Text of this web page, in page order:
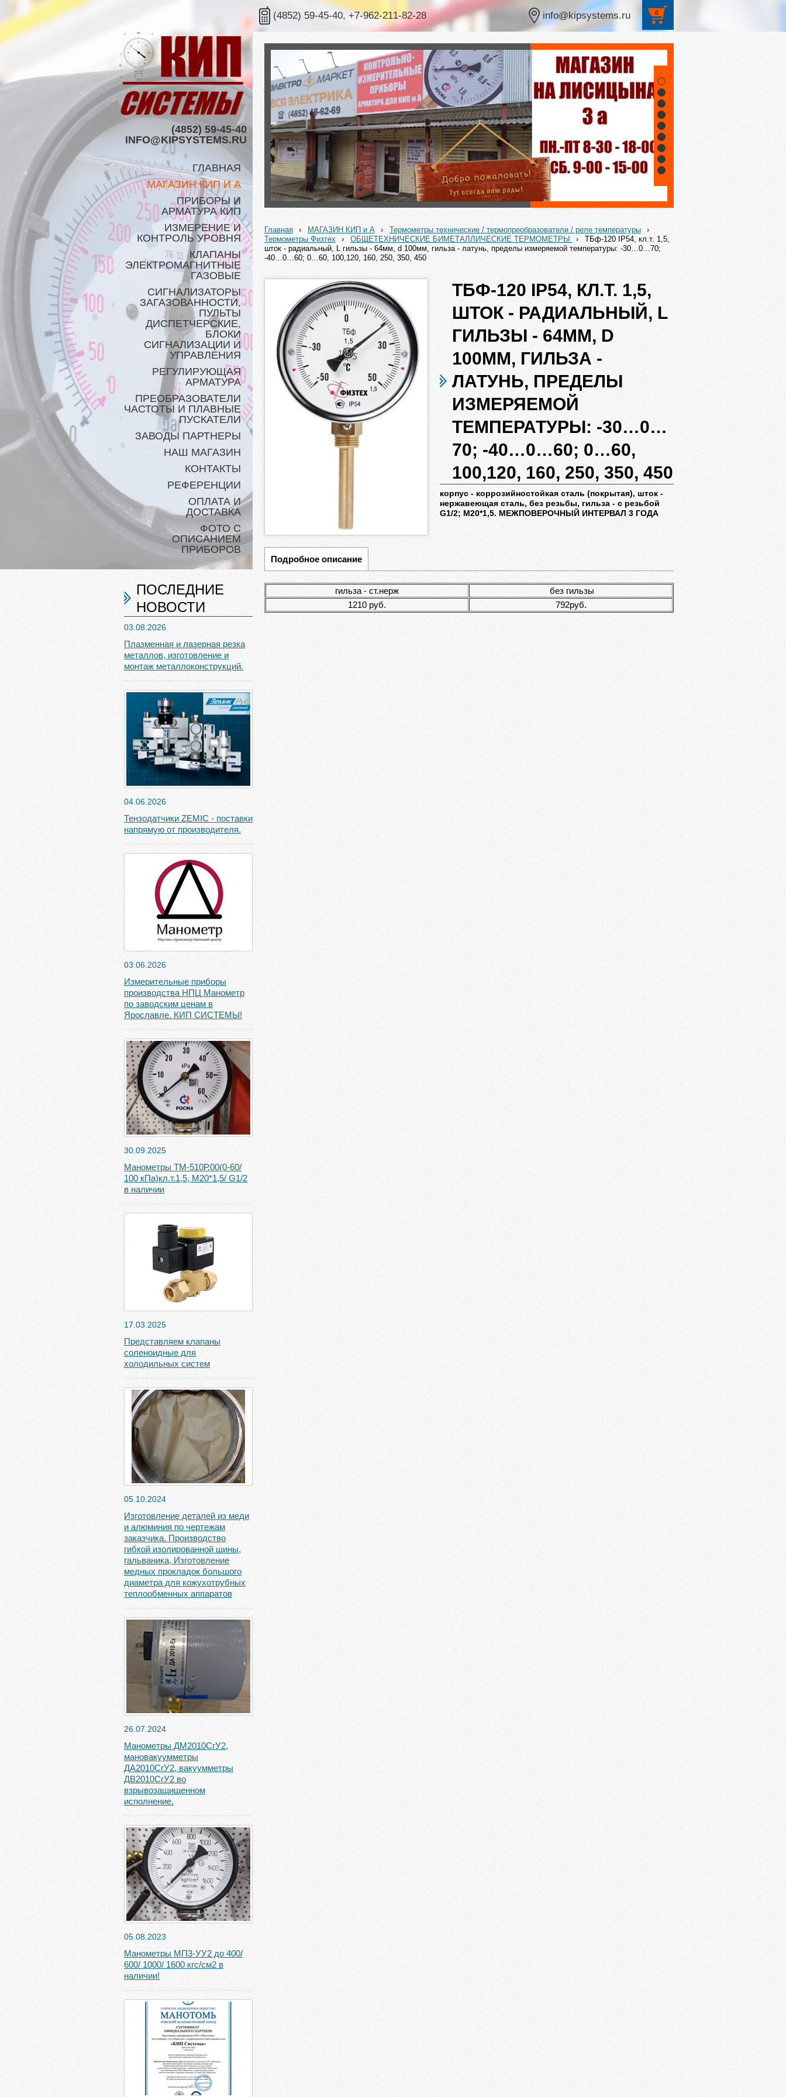
0
(4852) 59-45-40, +7-962-211-82-28 info@kipsystems.ru
(4852) 59-45-40
INFO@KIPSYSTEMS.RU
ГЛАВНАЯ
МАГАЗИН КИП И А
ПРИБОРЫ И
АРМАТУРА КИП
ИЗМЕРЕНИЕ И
КОНТРОЛЬ УРОВНЯ
КЛАПАНЫ
ЭЛЕКТРОМАГНИТНЫЕ
ГАЗОВЫЕ
СИГНАЛИЗАТОРЫ
ЗАГАЗОВАННОСТИ,
ПУЛЬТЫ
ДИСПЕТЧЕРСКИЕ,
БЛОКИ
СИГНАЛИЗАЦИИ И
УПРАВЛЕНИЯ
РЕГУЛИРУЮЩАЯ
АРМАТУРА
ПРЕОБРАЗОВАТЕЛИ
ЧАСТОТЫ И ПЛАВНЫЕ
ПУСКАТЕЛИ
ЗАВОДЫ ПАРТНЕРЫ
НАШ МАГАЗИН
КОНТАКТЫ
РЕФЕРЕНЦИИ
ОПЛАТА И
ДОСТАВКА
ФОТО С
ОПИСАНИЕМ
ПРИБОРОВ
ПОСЛЕДНИЕ
НОВОСТИ
03.08.2026
Плазменная и лазерная резка
металлов, изготовление и
монтаж металлоконструкций.
04.06.2026
Тензодатчики ZEMIC - поставки
напрямую от производителя.
03.06.2026
Измерительные приборы
производства НПЦ Манометр
по заводским ценам в
Ярославле. КИП СИСТЕМЫ!
30.09.2025
Манометры ТМ-510Р.00(0-60/
100 кПа)кл.т.1,5, М20*1,5/ G1/2
в наличии
17.03.2025
Представляем клапаны
соленоидные для
холодильных систем
05.10.2024
Изготовление деталей из меди
и алюминия по чертежам
заказчика. Производство
гибкой изолированной шины,
гальваника, Изготовление
медных прокладок большого
диаметра для кожухотрубных
теплообменных аппаратов
26.07.2024
Манометры ДМ2010СгУ2,
мановакуумметры
ДА2010СгУ2, вакуумметры
ДВ2010СгУ2 во
взрывозащищенном
исполнение.
05.08.2023
Манометры МП3-УУ2 до 400/
600/ 1000/ 1600 кгс/см2 в
наличии!
1
2
3
4
5
6
7
8
9
Главная › МАГАЗИН КИП и А › Термометры технические / термопреобразователи / реле температуры
›
Термометры Физтех
› ОБЩЕТЕХНИЧЕСКИЕ БИМЕТАЛЛИЧЕСКИЕ ТЕРМОМЕТРЫ ›
ТБф-120 IP54, кл.т. 1,5,
шток - радиальный, L гильзы - 64мм, d 100мм, гильза - латунь, пределы измеряемой температуры: -30…0…70;
-40…0…60; 0…60, 100,120, 160, 250, 350, 450
ТБФ-120 IP54, КЛ.Т. 1,5,
ШТОК - РАДИАЛЬНЫЙ, L
ГИЛЬЗЫ - 64ММ, D
100ММ, ГИЛЬЗА -
ЛАТУНЬ, ПРЕДЕЛЫ
ИЗМЕРЯЕМОЙ
ТЕМПЕРАТУРЫ: -30…0…
70; -40…0…60; 0…60,
100,120, 160, 250, 350, 450
корпус - коррозийностойкая сталь (покрытая), шток -
нержавеющая сталь, без резьбы, гильза - с резьбой
G1/2; М20*1,5. МЕЖПОВЕРОЧНЫЙ ИНТЕРВАЛ 3 ГОДА
Подробное описание
гильза - ст.нерж
без гильзы
1210 руб.
792руб.